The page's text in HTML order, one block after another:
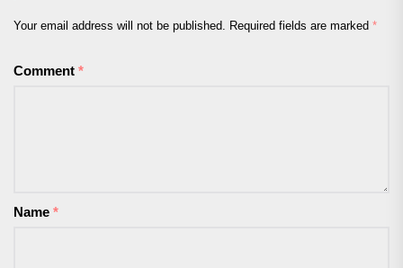
Your email address will not be published. Required fields are marked *
Comment *
Name *